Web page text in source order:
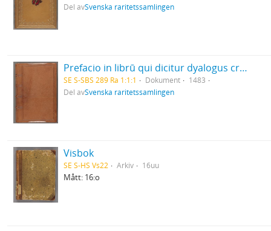
Del avSvenska raritetssamlingen
Prefacio in librū qui dicitur dyalogus creaturar[um] moralizatus omni materie morali iocundo et edificatiuo modo applicabilis. - 1483
SE S-SBS 289 Ra 1:1:1 Dokument
1483
Del avSvenska raritetssamlingen
Visbok
SE S-HS Vs22 Arkiv 16uu
Mått: 16:o